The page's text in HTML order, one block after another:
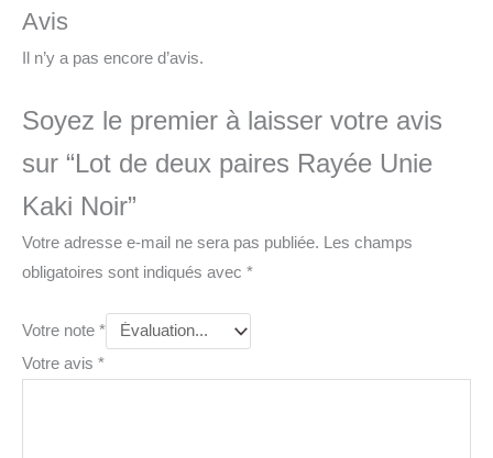
Avis
Il n’y a pas encore d’avis.
Soyez le premier à laisser votre avis
sur “Lot de deux paires Rayée Unie
Kaki Noir”
Votre adresse e-mail ne sera pas publiée.
Les champs
obligatoires sont indiqués avec *
Votre note *
Votre avis *